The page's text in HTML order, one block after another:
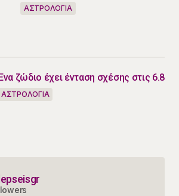
ΑΣΤΡΟΛΟΓΙΑ
ζώδιο έχει ένταση σχέσης στις 6.8
ΑΣΤΡΟΛΟΓΙΑ